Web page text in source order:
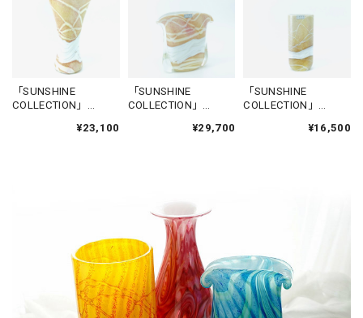
「SUNSHINE
COLLECTION」
¥23,100
「SUNSHINE
COLLECTION」
¥29,700
「SUNSHINE
COLLECTION」
¥16,500